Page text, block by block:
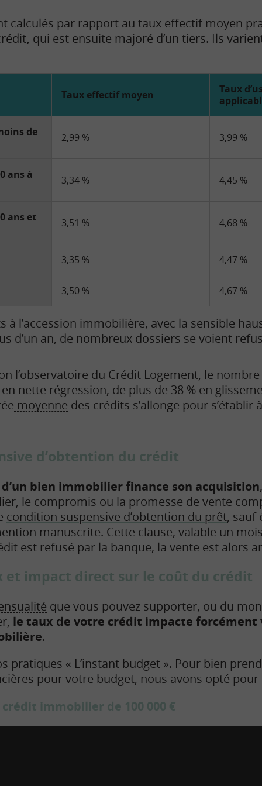
calculés par rapport au taux effectif moyen
, qui est ensuite majoré d’un tiers. Ils
Taux effectif moyen
Taux
de 2,99 % 3,99 %
ans à 3,34 % 4,45 %
ans et 3,51 % 4,68 %
3,35 % 4,47 %
3,50 % 4,67 %
à l’accession immobilière, avec la sensible
d’un an, de nombreux dossiers se voient
l’observatoire du Crédit Logement, le
nette régression, de plus de 38 % en
moyenne des crédits s’allonge pour s’établir
d’obtention du crédit
d’un bien immobilier finance son acquisition
le compromis ou la promesse de vente
condition suspensive d’obtention du prêt, sauf
manuscrite. Cette clause, valable un
est refusé par la banque, la vente est alors
et impact direct sur le coût du crédit
que vous pouvez supporter, ou du
le taux de votre crédit impacte forcément
.
pratiques « L’instant budget ». Pour bien
pour votre budget, nous avons opté
immobilier de 100 000 €